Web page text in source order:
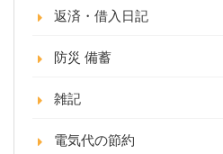
返済・借入日記
防災 備蓄
雑記
電気代の節約